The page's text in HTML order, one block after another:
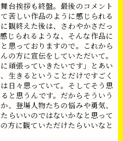
台挨拶も終盤。最後のコメント
苦しい作品のように感じられる
観終えた後は、さわやかさだっ
じられるような、そんな作品に
思っておりますので。これから
の方に宣伝をしていただいて。
頑張っていきたいです」とあい
生きるということだけですごく
日々思っていて。そしてそう思
と思うんです。だからそういう
、登場人物たちの悩みや勇気、
らいいのではないかなと思って
方に観ていただけたらいいなと